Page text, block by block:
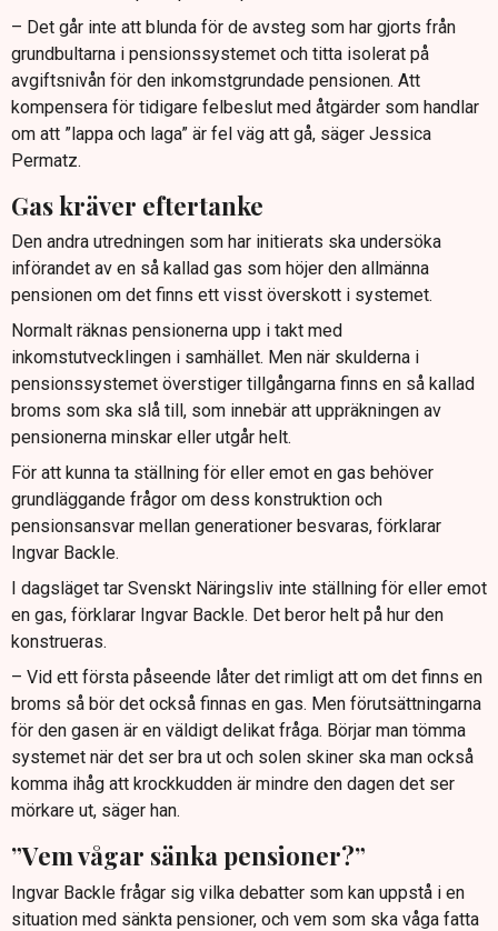
– Det går inte att blunda för de avsteg som har gjorts från
grundbultarna i pensionssystemet och titta isolerat på
avgiftsnivån för den inkomstgrundade pensionen. Att
kompensera för tidigare felbeslut med åtgärder som handlar
om att ”lappa och laga” är fel väg att gå, säger Jessica
Permatz.
Gas kräver eftertanke
Den andra utredningen som har initierats ska undersöka
införandet av en så kallad gas som höjer den allmänna
pensionen om det finns ett visst överskott i systemet.
Normalt räknas pensionerna upp i takt med
inkomstutvecklingen i samhället. Men när skulderna i
pensionssystemet överstiger tillgångarna finns en så kallad
broms som ska slå till, som innebär att uppräkningen av
pensionerna minskar eller utgår helt.
För att kunna ta ställning för eller emot en gas behöver
grundläggande frågor om dess konstruktion och
pensionsansvar mellan generationer besvaras, förklarar
Ingvar Backle.
I dagsläget tar Svenskt Näringsliv inte ställning för eller emot
en gas, förklarar Ingvar Backle. Det beror helt på hur den
konstrueras.
– Vid ett första påseende låter det rimligt att om det finns en
broms så bör det också finnas en gas. Men förutsättningarna
för den gasen är en väldigt delikat fråga. Börjar man tömma
systemet när det ser bra ut och solen skiner ska man också
komma ihåg att krockkudden är mindre den dagen det ser
mörkare ut, säger han.
”Vem vågar sänka pensioner?”
Ingvar Backle frågar sig vilka debatter som kan uppstå i en
situation med sänkta pensioner, och vem som ska våga fatta